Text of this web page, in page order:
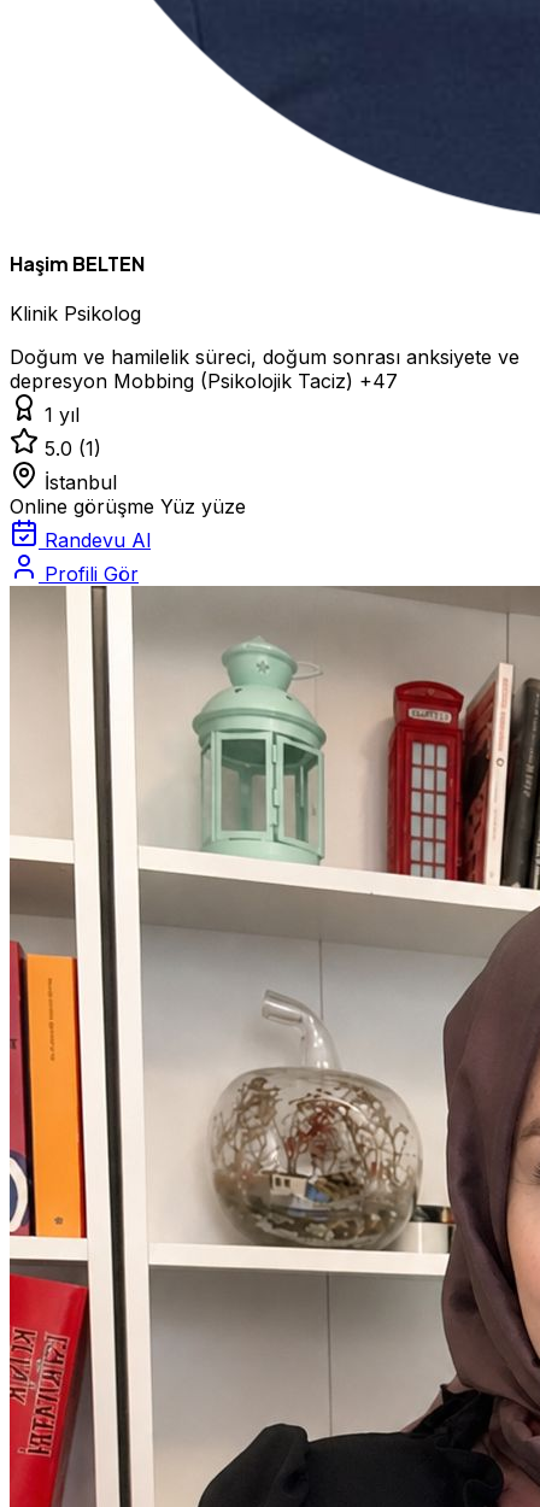
Haşim BELTEN
Klinik Psikolog
Doğum ve hamilelik süreci, doğum sonrası anksiyete ve
depresyon Mobbing (Psikolojik Taciz) +47
1 yıl
5.0 (1)
İstanbul
Online görüşme Yüz yüze
Randevu Al
Profili Gör